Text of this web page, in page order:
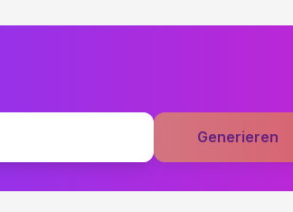
Generieren